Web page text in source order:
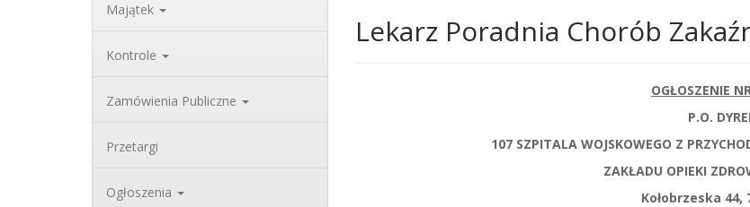
Majątek
Kontrole
Zamówienia Publiczne
Przetargi
Ogłoszenia
Lekarz Poradnia Chorób
OGŁOSZENIE
P.O.
107 SZPITALA WOJSKOWEGO Z
ZAKŁADU OPIEKI
Kołobrzeska 44,